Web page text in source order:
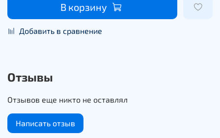
В корзину
Добавить в сравнение
Отзывы
Отзывов еще никто не оставлял
Написать отзыв